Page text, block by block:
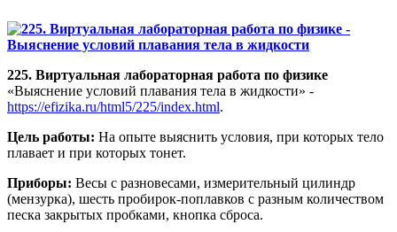
225. Виртуальная лабораторная работа по физике
«Выяснение условий плавания тела в жидкости» -
https://efizika.ru/html5/225/index.html.
Цель работы: На опыте выяснить условия, при которых тело
плавает и при которых тонет.
Приборы: Весы с разновесами, измерительный цилиндр
(мензурка), шесть пробирок-поплавков с разным количеством
песка закрытых пробками, кнопка сброса.